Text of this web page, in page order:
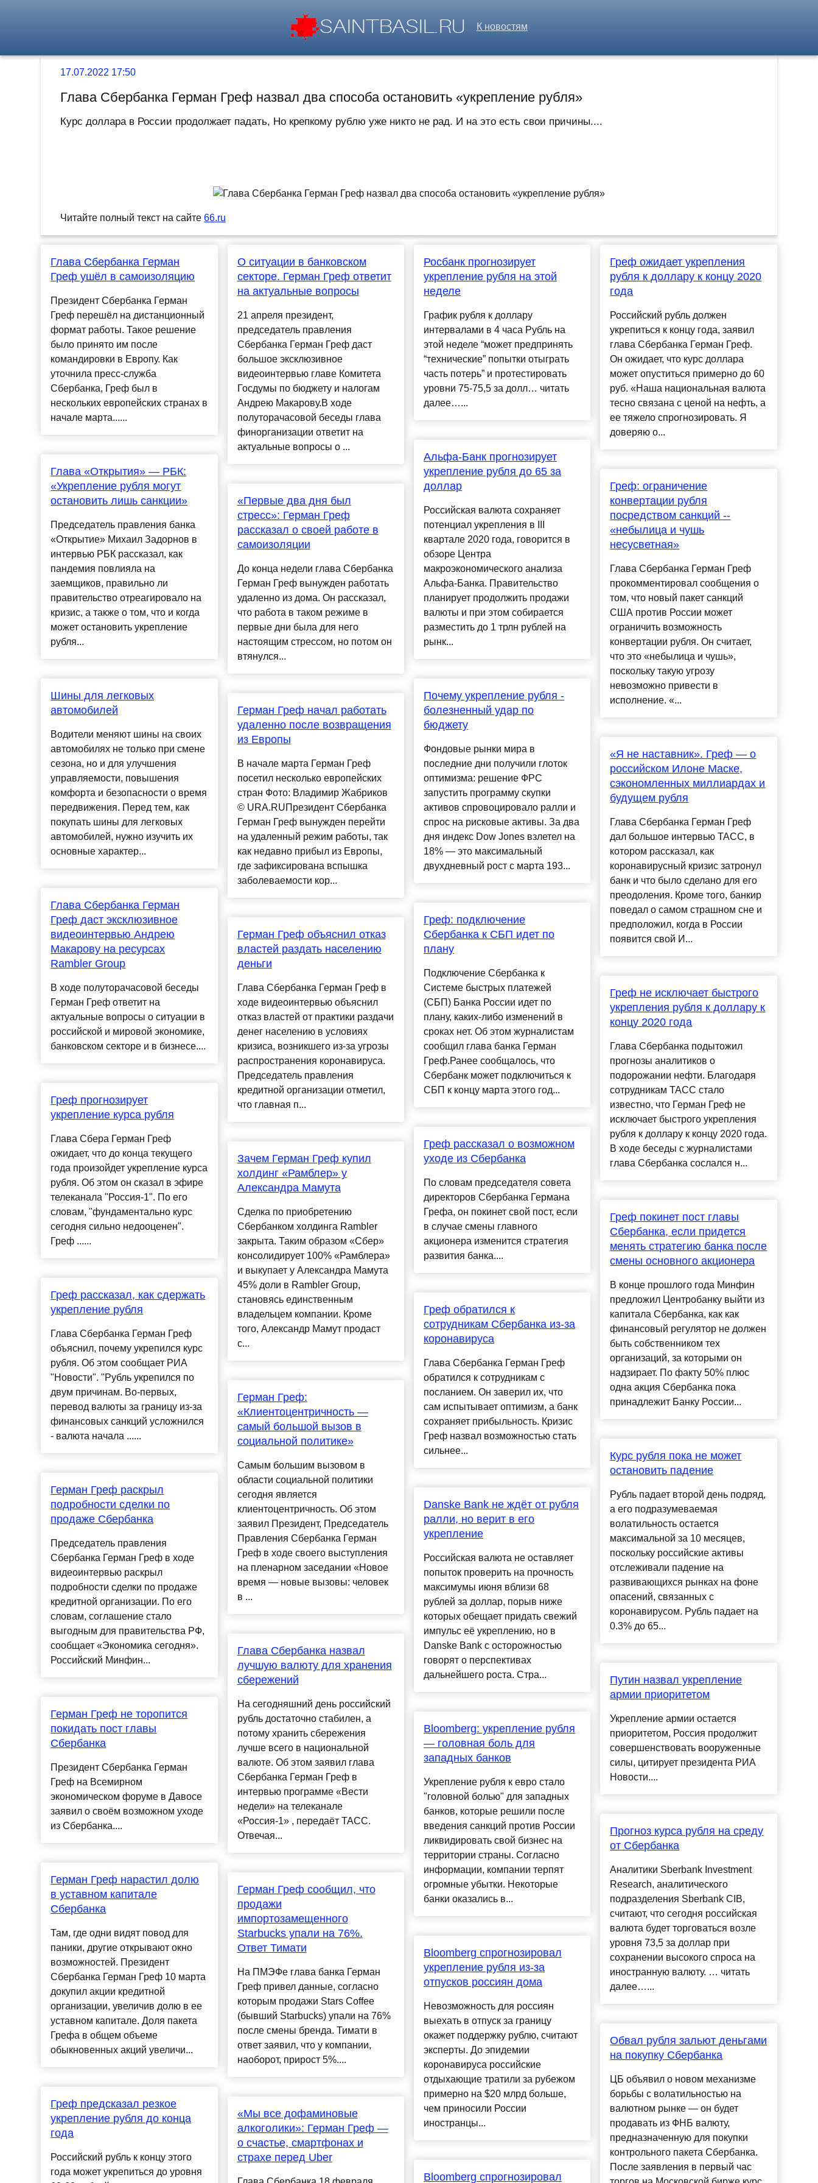
К новостям
17.07.2022 17:50
Глава Сбербанка Герман Греф назвал два способа остановить «укрепление рубля»
Курс доллара в России продолжает падать, Но крепкому рублю уже никто не рад. И на это есть свои причины....
Читайте полный текст на сайте66.ru
Глава Сбербанка Герман
Греф ушёл в самоизоляцию
Президент Сбербанка Герман
Греф перешёл на дистанционный
формат работы. Такое решение
было принято им после
командировки в Европу. Как
уточнила пресс-служба
Сбербанка, Греф был в
нескольких европейских странах в
начале марта......
Глава «Открытия» — РБК:
«Укрепление рубля могут
остановить лишь санкции»
Председатель правления банка
«Открытие» Михаил Задорнов в
интервью РБК рассказал, как
пандемия повлияла на
заемщиков, правильно ли
правительство отреагировало на
кризис, а также о том, что и когда
может остановить укрепление
рубля...
Шины для легковых
автомобилей
Водители меняют шины на своих
автомобилях не только при смене
сезона, но и для улучшения
управляемости, повышения
комфорта и безопасности о время
передвижения. Перед тем, как
покупать шины для легковых
автомобилей, нужно изучить их
основные характер...
Глава Сбербанка Герман
Греф даст эксклюзивное
видеоинтервью Андрею
Макарову на ресурсах
Rambler Group
В ходе полуторачасовой беседы
Герман Греф ответит на
актуальные вопросы о ситуации в
российской и мировой экономике,
банковском секторе и в бизнесе....
Греф прогнозирует
укрепление курса рубля
Глава Сбера Герман Греф
ожидает, что до конца текущего
года произойдет укрепление курса
рубля. Об этом он сказал в эфире
телеканала "Россия-1". По его
словам, "фундаментально курс
сегодня сильно недооценен".
Греф ......
Греф рассказал, как сдержать
укрепление рубля
Глава Сбербанка Герман Греф
объяснил, почему укрепился курс
рубля. Об этом сообщает РИА
"Новости". "Рубль укрепился по
двум причинам. Во-первых,
перевод валюты за границу из-за
финансовых санкций усложнился
- валюта начала ......
Герман Греф раскрыл
подробности сделки по
продаже Сбербанка
Председатель правления
Сбербанка Герман Греф в ходе
видеоинтервью раскрыл
подробности сделки по продаже
кредитной организации. По его
словам, соглашение стало
выгодным для правительства РФ,
сообщает «Экономика сегодня».
Российский Минфин...
Герман Греф не торопится
покидать пост главы
Сбербанка
Президент Сбербанка Герман
Греф на Всемирном
экономическом форуме в Давосе
заявил о своём возможном уходе
из Сбербанка....
Герман Греф нарастил долю
в уставном капитале
Сбербанка
Там, где одни видят повод для
паники, другие открывают окно
возможностей. Президент
Сбербанка Герман Греф 10 марта
докупил акции кредитной
организации, увеличив долю в ее
уставном капитале. Доля пакета
Грефа в общем объеме
обыкновенных акций увеличи...
Греф предсказал резкое
укрепление рубля до конца
года
Российский рубль к концу этого
года может укрепиться до уровня
О ситуации в банковском
секторе. Герман Греф ответит
на актуальные вопросы
21 апреля президент,
председатель правления
Сбербанка Герман Греф даст
большое эксклюзивное
видеоинтервью главе Комитета
Госдумы по бюджету и налогам
Андрею Макарову.В ходе
полуторачасовой беседы глава
финорганизации ответит на
актуальные вопросы о ...
«Первые два дня был
стресс»: Герман Греф
рассказал о своей работе в
самоизоляции
До конца недели глава Сбербанка
Герман Греф вынужден работать
удаленно из дома. Он рассказал,
что работа в таком режиме в
первые дни была для него
настоящим стрессом, но потом он
втянулся...
Герман Греф начал работать
удаленно после возвращения
из Европы
В начале марта Герман Греф
посетил несколько европейских
стран Фото: Владимир Жабриков
© URA.RUПрезидент Сбербанка
Герман Греф вынужден перейти
на удаленный режим работы, так
как недавно прибыл из Европы,
где зафиксирована вспышка
заболеваемости кор...
Герман Греф объяснил отказ
властей раздать населению
деньги
Глава Сбербанка Герман Греф в
ходе видеоинтервью объяснил
отказ властей от практики раздачи
денег населению в условиях
кризиса, возникшего из-за угрозы
распространения коронавируса.
Председатель правления
кредитной организации отметил,
что главная п...
Зачем Герман Греф купил
холдинг «Рамблер» у
Александра Мамута
Сделка по приобретению
Сбербанком холдинга Rambler
закрыта. Таким образом «Сбер»
консолидирует 100% «Рамблера»
и выкупает у Александра Мамута
45% доли в Rambler Group,
становясь единственным
владельцем компании. Кроме
того, Александр Мамут продаст
с...
Герман Греф:
«Клиентоцентричность —
самый большой вызов в
социальной политике»
Самым большим вызовом в
области социальной политики
сегодня является
клиентоцентричность. Об этом
заявил Президент, Председатель
Правления Сбербанка Герман
Греф в ходе своего выступления
на пленарном заседании «Новое
время — новые вызовы: человек
в ...
Глава Сбербанка назвал
лучшую валюту для хранения
сбережений
На сегодняшний день российский
рубль достаточно стабилен, а
потому хранить сбережения
лучше всего в национальной
валюте. Об этом заявил глава
Сбербанка Герман Греф в
интервью программе «Вести
недели» на телеканале
«Россия-1» , передаёт ТАСС.
Отвечая...
Герман Греф сообщил, что
продажи
импортозамещенного
Starbucks упали на 76%.
Ответ Тимати
На ПМЭФе глава банка Герман
Греф привел данные, согласно
которым продажи Stars Coffee
(бывший Starbucks) упали на 76%
после смены бренда. Тимати в
ответ заявил, что у компании,
наоборот, прирост 5%....
«Мы все дофаминовые
алкоголики»: Герман Греф —
о счастье, смартфонах и
страхе перед Uber
Росбанк прогнозирует
укрепление рубля на этой
неделе
График рубля к доллару
интервалами в 4 часа Рубль на
этой неделе “может предпринять
“технические” попытки отыграть
часть потерь” и протестировать
уровни 75-75,5 за долл… читать
далее…...
​Альфа-Банк прогнозирует
укрепление рубля до 65 за
доллар
Российская валюта сохраняет
потенциал укрепления в III
квартале 2020 года, говорится в
обзоре Центра
макроэкономического анализа
Альфа-Банка. Правительство
планирует продолжить продажи
валюты и при этом собирается
разместить до 1 трлн рублей на
рынк...
Почему укрепление рубля -
болезненный удар по
бюджету
Фондовые рынки мира в
последние дни получили глоток
оптимизма: решение ФРС
запустить программу скупки
активов спровоцировало ралли и
спрос на рисковые активы. За два
дня индекс Dow Jones взлетел на
18% — это максимальный
двухдневный рост с марта 193...
Греф: подключение
Сбербанка к СБП идет по
плану
Подключение Сбербанка к
Системе быстрых платежей
(СБП) Банка России идет по
плану, каких-либо изменений в
сроках нет. Об этом журналистам
сообщил глава банка Герман
Греф.Ранее сообщалось, что
Сбербанк может подключиться к
СБП к концу марта этого год...
Греф рассказал о возможном
уходе из Сбербанка
По словам председателя совета
директоров Сбербанка Германа
Грефа, он покинет свой пост, если
в случае смены главного
акционера изменится стратегия
развития банка....
Греф обратился к
сотрудникам Сбербанка из-за
коронавируса
Глава Сбербанка Герман Греф
обратился к сотрудникам с
посланием. Он заверил их, что
сам испытывает оптимизм, а банк
сохраняет прибыльность. Кризис
Греф назвал возможностью стать
сильнее...
Danske Bank не ждёт от рубля
ралли, но верит в его
укрепление
Российская валюта не оставляет
попыток проверить на прочность
максимумы июня вблизи 68
рублей за доллар, порыв ниже
которых обещает придать свежий
импульс её укреплению, но в
Danske Bank с осторожностью
говорят о перспективах
дальнейшего роста. Стра...
Bloomberg: укрепление рубля
— головная боль для
западных банков
Укрепление рубля к евро стало
"головной болью" для западных
банков, которые решили после
введения санкций против России
ликвидировать свой бизнес на
территории страны. Согласно
информации, компании терпят
огромные убытки. Некоторые
банки оказались в...
Bloomberg спрогнозировал
укрепление рубля из-за
отпусков россиян дома
Невозможность для россиян
выехать в отпуск за границу
окажет поддержку рублю, считают
эксперты. До эпидемии
коронавируса российские
отдыхающие тратили за рубежом
примерно на $20 млрд больше,
чем приносили России
иностранцы...
Bloomberg спрогнозировал
Греф ожидает укрепления
рубля к доллару к концу 2020
года
Российский рубль должен
укрепиться к концу года, заявил
глава Сбербанка Герман Греф.
Он ожидает, что курс доллара
может опуститься примерно до 60
руб. «Наша национальная валюта
тесно связана с ценой на нефть, а
ее тяжело спрогнозировать. Я
доверяю о...
Греф: ограничение
конвертации рубля
посредством санкций --
«небылица и чушь
несусветная»
Глава Сбербанка Герман Греф
прокомментировал сообщения о
том, что новый пакет санкций
США против России может
ограничить возможность
конвертации рубля. Он считает,
что это «небылица и чушь»,
поскольку такую угрозу
невозможно привести в
исполнение. «...
«Я не наставник». Греф — о
российском Илоне Маске,
сэкономленных миллиардах и
будущем рубля
Глава Сбербанка Герман Греф
дал большое интервью ТАСС, в
котором рассказал, как
коронавирусный кризис затронул
банк и что было сделано для его
преодоления. Кроме того, банкир
поведал о самом страшном сне и
предположил, когда в России
появится свой И...
Греф не исключает быстрого
укрепления рубля к доллару к
концу 2020 года
Глава Сбербанка подытожил
прогнозы аналитиков о
подорожании нефти. Благодаря
сотрудникам ТАСС стало
известно, что Герман Греф не
исключает быстрого укрепления
рубля к доллару к концу 2020 года.
В ходе беседы с журналистами
глава Сбербанка сослался н...
Греф покинет пост главы
Сбербанка, если придется
менять стратегию банка после
смены основного акционера
В конце прошлого года Минфин
предложил Центробанку выйти из
капитала Сбербанка, как как
финансовый регулятор не должен
быть собственником тех
организаций, за которыми он
надзирает. По факту 50% плюс
одна акция Сбербанка пока
принадлежит Банку России...
Курс рубля пока не может
остановить падение
Рубль падает второй день подряд,
а его подразумеваемая
волатильность остается
максимальной за 10 месяцев,
поскольку российские активы
отслеживали падение на
развивающихся рынках на фоне
опасений, связанных с
коронавирусом. Рубль падает на
0.3% до 65...
Путин назвал укрепление
армии приоритетом
Укрепление армии остается
приоритетом, Россия продолжит
совершенствовать вооруженные
силы, цитирует президента РИА
Новости....
Прогноз курса рубля на среду
от Сбербанка
Аналитики Sberbank Investment
Research, аналитического
подразделения Sberbank CIB,
считают, что сегодня российская
валюта будет торговаться возле
уровня 73,5 за доллар при
сохранении высокого спроса на
иностранную валюту. … читать
далее…...
Обвал рубля зальют деньгами
на покупку Сбербанка
ЦБ объявил о новом механизме
борьбы с волатильностью на
валютном рынке — он будет
продавать из ФНБ валюту,
предназначенную для покупки
контрольного пакета Сбербанка.
После заявления в первый час